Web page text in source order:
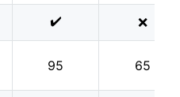
✔️ ❌
95 65